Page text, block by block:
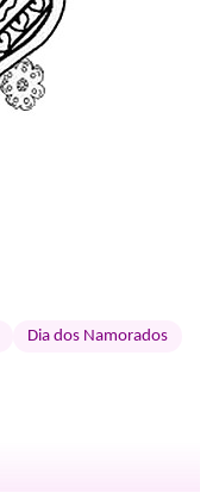
Dia dos Namorados